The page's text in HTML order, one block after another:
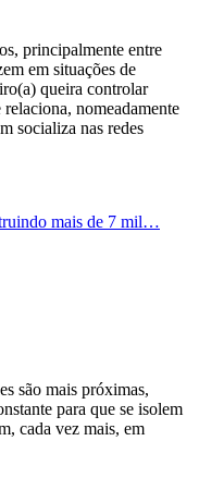
principalmente entre
em situações de
queira controlar
nomeadamente
socializa nas redes
mais de 7 mil…
são mais próximas,
para que se isolem
cada vez mais, em